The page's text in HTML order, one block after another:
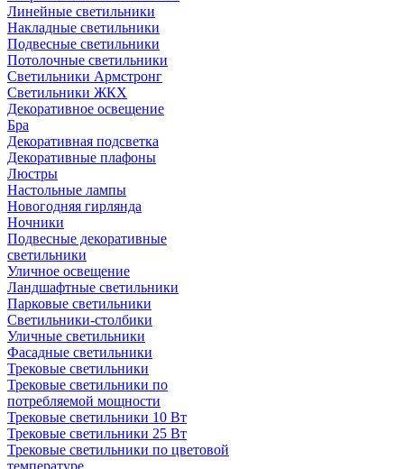
Линейные светильники
Накладные светильники
Подвесные светильники
Потолочные светильники
Светильники Армстронг
Светильники ЖКХ
Декоративное освещение
Бра
Декоративная подсветка
Декоративные плафоны
Люстры
Настольные лампы
Новогодняя гирлянда
Ночники
Подвесные декоративные
светильники
Уличное освещение
Ландшафтные светильники
Парковые светильники
Светильники-столбики
Уличные светильники
Фасадные светильники
Трековые светильники
Трековые светильники по
потребляемой мощности
Трековые светильники 10 Вт
Трековые светильники 25 Вт
Трековые светильники по цветовой
температуре